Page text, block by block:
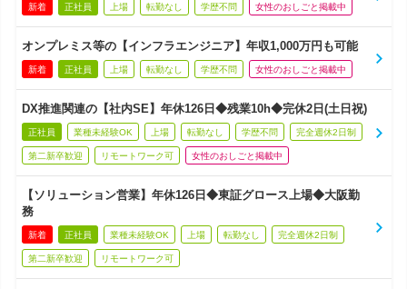
新着 正社員 上場 転勤なし 学歴不問 女性のおしごと掲載中
オンプレミス等の【インフラエンジニア】年収1,000万円も可能
新着 正社員 上場 転勤なし 学歴不問 女性のおしごと掲載中
DX推進関連の【社内SE】年休126日◆残業10h◆完休2日(土日祝)
正社員 業種未経験OK 上場 転勤なし 学歴不問 完全週休2日制
第二新卒歓迎 リモートワーク可 女性のおしごと掲載中
【ソリューション営業】年休126日◆東証グロース上場◆大阪勤
務
新着 正社員 業種未経験OK 上場 転勤なし 完全週休2日制
第二新卒歓迎 リモートワーク可